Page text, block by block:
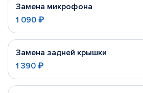
Замена микрофона
1 090 ₽
Замена задней крышки
1 390 ₽